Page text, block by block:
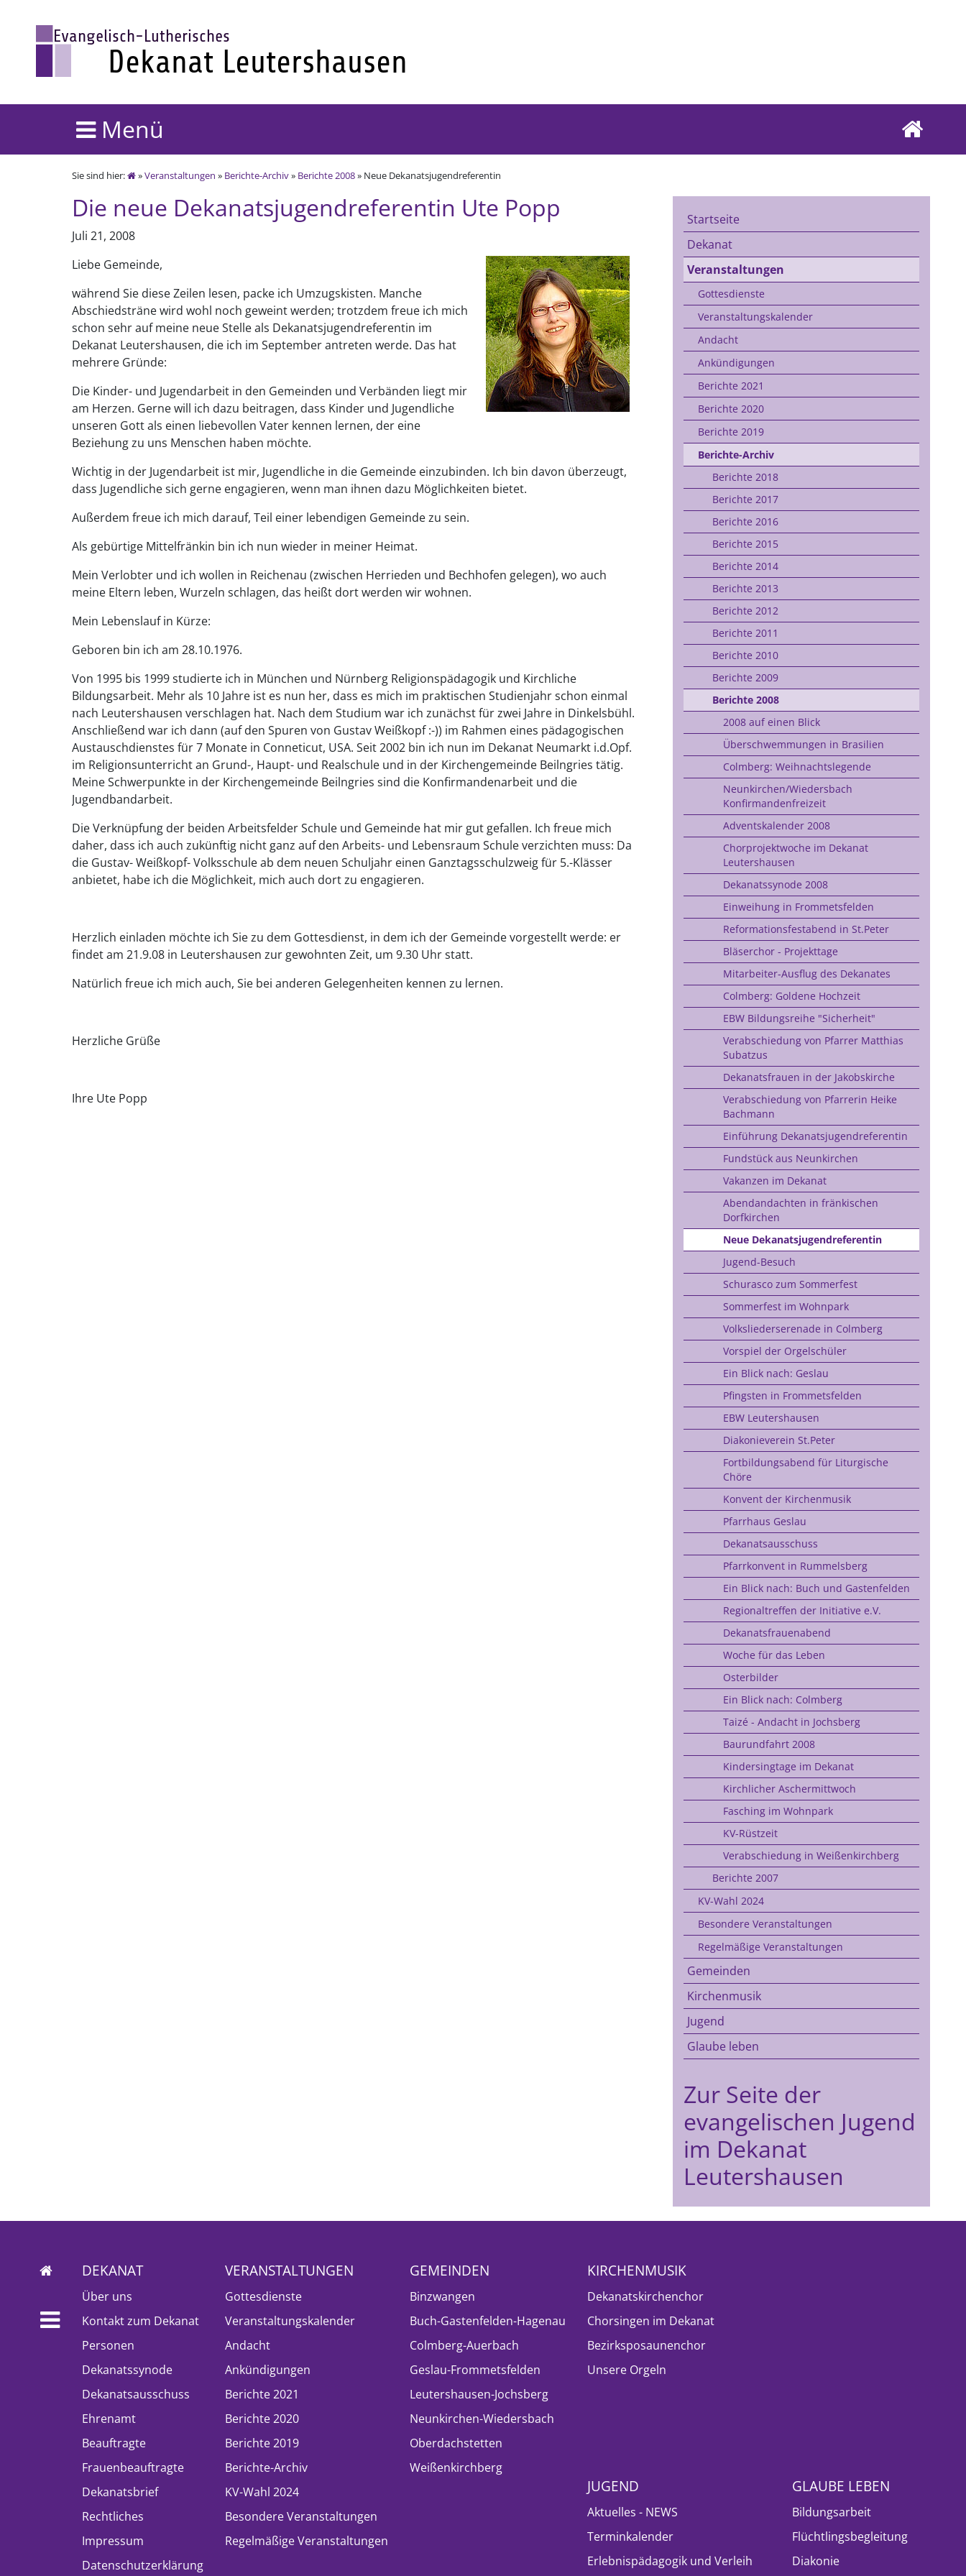
Menü
Sie sind hier: »Veranstaltungen » Berichte-Archiv» Berichte 2008» Neue Dekanatsjugendreferentin
Die neue Dekanatsjugendreferentin Ute Popp
Juli 21, 2008
Liebe Gemeinde,
während Sie diese Zeilen lesen, packe ich Umzugskisten. Manche
Abschiedsträne wird wohl noch geweint werden; trotzdem freue ich mich
schon sehr auf meine neue Stelle als Dekanatsjugendreferentin im
Dekanat Leutershausen, die ich im September antreten werde. Das hat
mehrere Gründe:
Die Kinder- und Jugendarbeit in den Gemeinden und Verbänden liegt mir
am Herzen. Gerne will ich dazu beitragen, dass Kinder und Jugendliche
unseren Gott als einen liebevollen Vater kennen lernen, der eine
Beziehung zu uns Menschen haben möchte.
Wichtig in der Jugendarbeit ist mir, Jugendliche in die Gemeinde einzubinden. Ich bin davon überzeugt,
dass Jugendliche sich gerne engagieren, wenn man ihnen dazu Möglichkeiten bietet.
Außerdem freue ich mich darauf, Teil einer lebendigen Gemeinde zu sein.
Als gebürtige Mittelfränkin bin ich nun wieder in meiner Heimat.
Mein Verlobter und ich wollen in Reichenau (zwischen Herrieden und Bechhofen gelegen), wo auch
meine Eltern leben, Wurzeln schlagen, das heißt dort werden wir wohnen.
Mein Lebenslauf in Kürze:
Geboren bin ich am 28.10.1976.
Von 1995 bis 1999 studierte ich in München und Nürnberg Religionspädagogik und Kirchliche
Bildungsarbeit. Mehr als 10 Jahre ist es nun her, dass es mich im praktischen Studienjahr schon einmal
nach Leutershausen verschlagen hat. Nach dem Studium war ich zunächst für zwei Jahre in Dinkelsbühl.
Anschließend war ich dann (auf den Spuren von Gustav Weißkopf :-)) im Rahmen eines pädagogischen
Austauschdienstes für 7 Monate in Conneticut, USA. Seit 2002 bin ich nun im Dekanat Neumarkt i.d.Opf.
im Religionsunterricht an Grund-, Haupt- und Realschule und in der Kirchengemeinde Beilngries tätig.
Meine Schwerpunkte in der Kirchengemeinde Beilngries sind die Konfirmandenarbeit und die
Jugendbandarbeit.
Die Verknüpfung der beiden Arbeitsfelder Schule und Gemeinde hat mir gut gefallen. Ich freue mich
daher, dass ich auch zukünftig nicht ganz auf den Arbeits- und Lebensraum Schule verzichten muss: Da
die Gustav- Weißkopf- Volksschule ab dem neuen Schuljahr einen Ganztagsschulzweig für 5.-Klässer
anbietet, habe ich die Möglichkeit, mich auch dort zu engagieren.
Herzlich einladen möchte ich Sie zu dem Gottesdienst, in dem ich der Gemeinde vorgestellt werde: er
findet am 21.9.08 in Leutershausen zur gewohnten Zeit, um 9.30 Uhr statt.
Natürlich freue ich mich auch, Sie bei anderen Gelegenheiten kennen zu lernen.
Herzliche Grüße
Ihre Ute Popp
Startseite
Dekanat
Veranstaltungen
Gottesdienste
Veranstaltungskalender
Andacht
Ankündigungen
Berichte 2021
Berichte 2020
Berichte 2019
Berichte-Archiv
Berichte 2018
Berichte 2017
Berichte 2016
Berichte 2015
Berichte 2014
Berichte 2013
Berichte 2012
Berichte 2011
Berichte 2010
Berichte 2009
Berichte 2008
2008 auf einen Blick
Überschwemmungen in Brasilien
Colmberg: Weihnachtslegende
Neunkirchen/Wiedersbach
Konfirmandenfreizeit
Adventskalender 2008
Chorprojektwoche im Dekanat
Leutershausen
Dekanatssynode 2008
Einweihung in Frommetsfelden
Reformationsfestabend in St.Peter
Bläserchor - Projekttage
Mitarbeiter-Ausflug des Dekanates
Colmberg: Goldene Hochzeit
EBW Bildungsreihe "Sicherheit"
Verabschiedung von Pfarrer Matthias
Subatzus
Dekanatsfrauen in der Jakobskirche
Verabschiedung von Pfarrerin Heike
Bachmann
Einführung Dekanatsjugendreferentin
Fundstück aus Neunkirchen
Vakanzen im Dekanat
Abendandachten in fränkischen
Dorfkirchen
Neue Dekanatsjugendreferentin
Jugend-Besuch
Schurasco zum Sommerfest
Sommerfest im Wohnpark
Volksliederserenade in Colmberg
Vorspiel der Orgelschüler
Ein Blick nach: Geslau
Pfingsten in Frommetsfelden
EBW Leutershausen
Diakonieverein St.Peter
Fortbildungsabend für Liturgische
Chöre
Konvent der Kirchenmusik
Pfarrhaus Geslau
Dekanatsausschuss
Pfarrkonvent in Rummelsberg
Ein Blick nach: Buch und Gastenfelden
Regionaltreffen der Initiative e.V.
Dekanatsfrauenabend
Woche für das Leben
Osterbilder
Ein Blick nach: Colmberg
Taizé - Andacht in Jochsberg
Baurundfahrt 2008
Kindersingtage im Dekanat
Kirchlicher Aschermittwoch
Fasching im Wohnpark
KV-Rüstzeit
Verabschiedung in Weißenkirchberg
Berichte 2007
KV-Wahl 2024
Besondere Veranstaltungen
Regelmäßige Veranstaltungen
Gemeinden
Kirchenmusik
Jugend
Glaube leben
Zur Seite der
evangelischen Jugend
im Dekanat
Leutershausen
DEKANAT
Über uns
Kontakt zum Dekanat
Personen
Dekanatssynode
Dekanatsausschuss
Ehrenamt
Beauftragte
Frauenbeauftragte
Dekanatsbrief
Rechtliches
Impressum
Datenschutzerklärung
VERANSTALTUNGEN
Gottesdienste
Veranstaltungskalender
Andacht
Ankündigungen
Berichte 2021
Berichte 2020
Berichte 2019
Berichte-Archiv
KV-Wahl 2024
Besondere Veranstaltungen
Regelmäßige Veranstaltungen
GEMEINDEN
Binzwangen
Buch-Gastenfelden-Hagenau
Colmberg-Auerbach
Geslau-Frommetsfelden
Leutershausen-Jochsberg
Neunkirchen-Wiedersbach
Oberdachstetten
Weißenkirchberg
KIRCHENMUSIK
Dekanatskirchenchor
Chorsingen im Dekanat
Bezirksposaunenchor
Unsere Orgeln
JUGEND
Aktuelles - NEWS
Terminkalender
Erlebnispädagogik und Verleih
GLAUBE LEBEN
Bildungsarbeit
Flüchtlingsbegleitung
Diakonie